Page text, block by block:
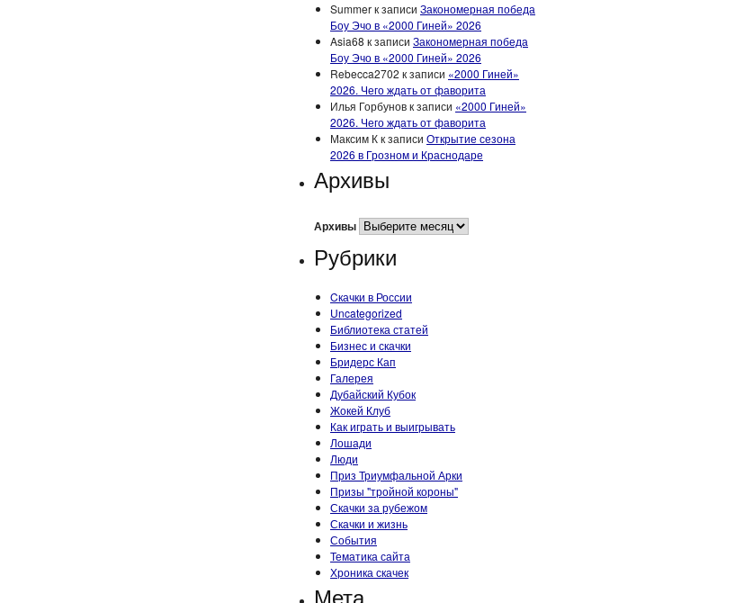
Summerк записи Закономерная победа
Боу Эчо в «2000 Гиней» 2026
Asia68 к записи Закономерная победа
Боу Эчо в «2000 Гиней» 2026
Rebecca2702 к записи «2000 Гиней»
2026. Чего ждать от фаворита
Илья Горбуновк записи «2000 Гиней»
2026. Чего ждать от фаворита
Максим Кк записи Открытие сезона
2026 в Грозном и Краснодаре
Архивы
Архивы
Рубрики
Cкачки в России
Uncategorized
Библиотека статей
Бизнес и скачки
Бридерс Кап
Галерея
Дубайский Кубок
Жокей Клуб
Как играть и выигрывать
Лошади
Люди
Приз Триумфальной Арки
Призы "тройной короны"
Скачки за рубежом
Скачки и жизнь
События
Тематика сайта
Хроника скачек
Мета